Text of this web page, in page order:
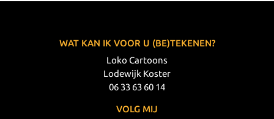
WAT KAN IK VOOR U (BE)TEKENEN?
Loko Cartoons
Lodewijk Koster
06 33 63 60 14
VOLG MIJ